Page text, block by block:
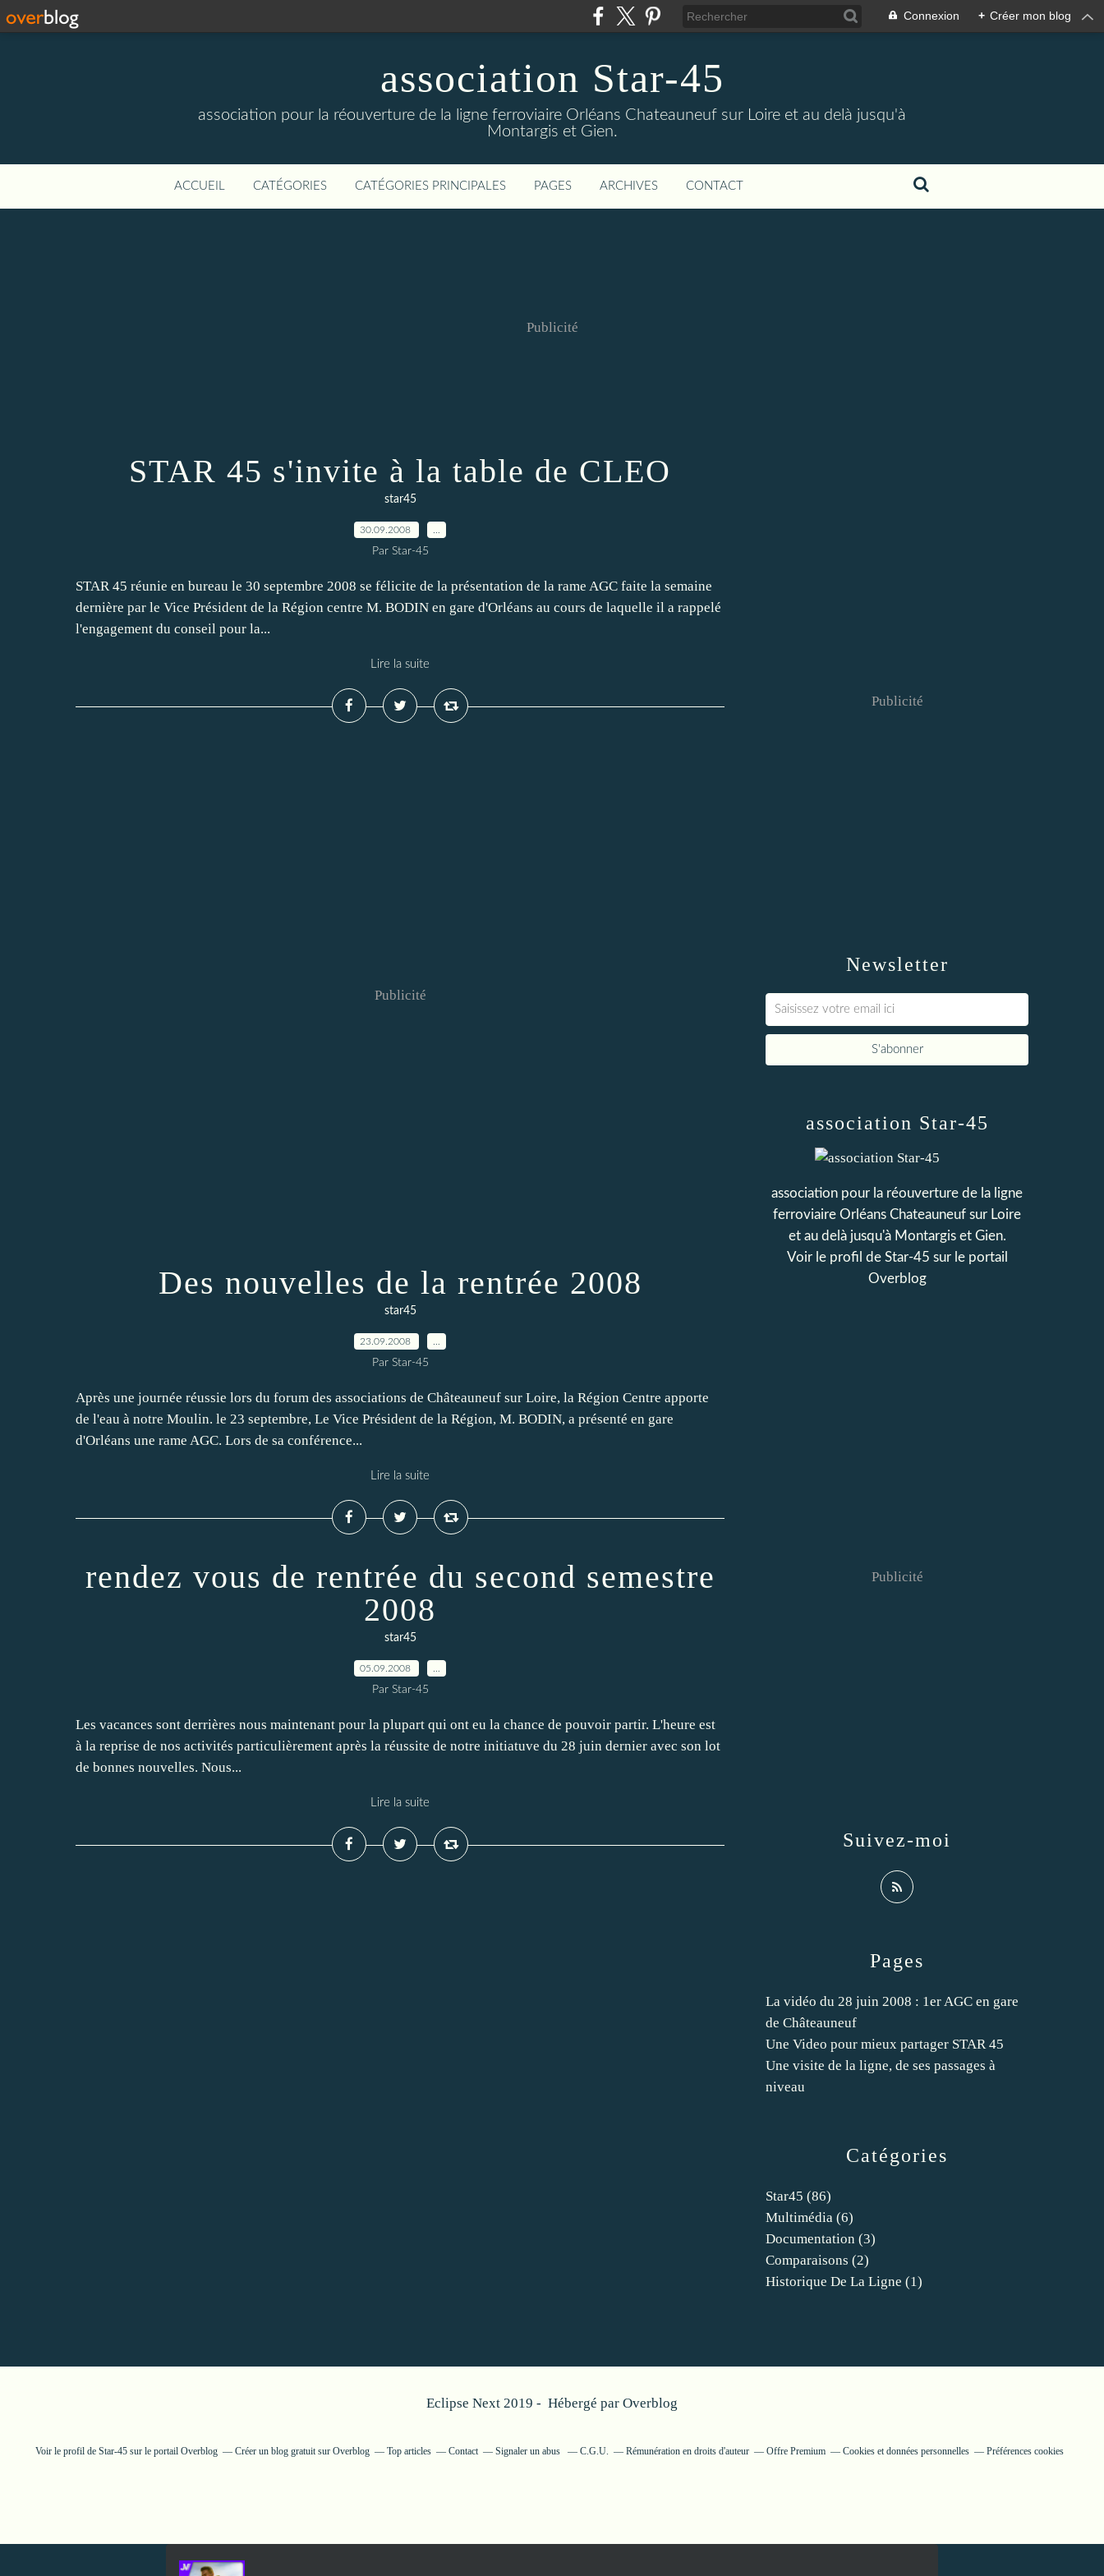
Connexion + Créer mon blog
association Star-45
association pour la réouverture de la ligne ferroviaire Orléans Chateauneuf sur Loire et au delà jusqu'à
Montargis et Gien.
ACCUEIL CATÉGORIES CATÉGORIES PRINCIPALES PAGES ARCHIVES CONTACT
Publicité
STAR 45 s'invite à la table de CLEO
star45
30.09.2008
Par Star-45
STAR 45 réunie en bureau le 30 septembre 2008 se félicite de la présentation de la rame AGC faite la semaine
dernière par le Vice Président de la Région centre M. BODIN en gare d'Orléans au cours de laquelle il a rappelé
l'engagement du conseil pour la...
Lire la suite
Publicité
Des nouvelles de la rentrée 2008
star45
23.09.2008
Par Star-45
Après une journée réussie lors du forum des associations de Châteauneuf sur Loire, la Région Centre apporte
de l'eau à notre Moulin. le 23 septembre, Le Vice Président de la Région, M. BODIN, a présenté en gare
d'Orléans une rame AGC. Lors de sa conférence...
Lire la suite
rendez vous de rentrée du second semestre
2008
star45
05.09.2008
Par Star-45
Les vacances sont derrières nous maintenant pour la plupart qui ont eu la chance de pouvoir partir. L'heure est
à la reprise de nos activités particulièrement après la réussite de notre initiatuve du 28 juin dernier avec son lot
de bonnes nouvelles. Nous...
Lire la suite
Newsletter
Publicité
Catégories
Star45 (86)
Multimédia (6)
Documentation (3)
Comparaisons (2)
Historique De La Ligne (1)
Pages
La vidéo du 28 juin 2008 : 1er AGC en gare
de Châteauneuf
Une Video pour mieux partager STAR 45
Une visite de la ligne, de ses passages à
niveau
association Star-45
association pour la réouverture de la ligne
ferroviaire Orléans Chateauneuf sur Loire
et au delà jusqu'à Montargis et Gien.
Voir le profil de Star-45 sur le portail
Overblog
Suivez-moi
Publicité
Eclipse Next 2019 - Hébergé par Overblog
Voir le profil de Star-45 sur le portail Overblog Créer un blog gratuit sur Overblog Top articles Contact Signaler un abus C.G.U. Rémunération en droits d'auteur Offre Premium Cookies et données personnelles Préférences cookies